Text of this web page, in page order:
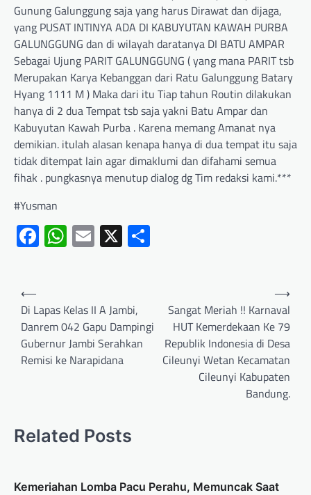
Gunung Galunggung saja yang harus Dirawat dan dijaga,
yang PUSAT INTINYA ADA DI KABUYUTAN KAWAH PURBA
GALUNGGUNG dan di wilayah daratanya DI BATU AMPAR
Sebagai Ujung PARIT GALUNGGUNG ( yang mana PARIT tsb
Merupakan Karya Kebanggan dari Ratu Galunggung Batary
Hyang 1111 M ) Maka dari itu Tiap tahun Routin dilakukan
hanya di 2 dua Tempat tsb saja yakni Batu Ampar dan
Kabuyutan Kawah Purba . Karena memang Amanat nya
demikian. itulah alasan kenapa hanya di dua tempat itu saja
tidak ditempat lain agar dimaklumi dan difahami semua
fihak . pungkasnya menutup dialog dg Tim redaksi kami.***
#Yusman
Facebook
WhatsApp
Email
X
⟵
Di Lapas Kelas II A Jambi,
Danrem 042 Gapu Dampingi
Gubernur Jambi Serahkan
Remisi ke Narapidana
Sangat Meriah !! Karnaval
HUT Kemerdekaan Ke 79
Republik Indonesia di Desa
Cileunyi Wetan Kecamatan
Cileunyi Kabupaten
Bandung.
⟶
Related Posts
Kemeriahan Lomba Pacu Perahu, Memuncak Saat